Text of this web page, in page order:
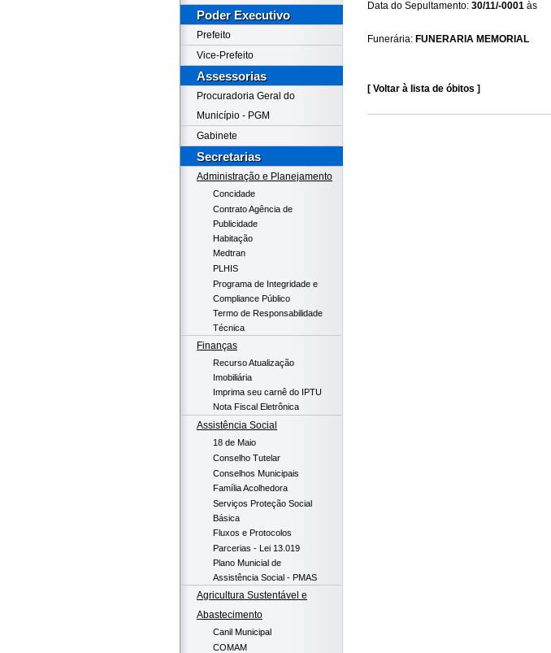
Poder Executivo
Prefeito
Vice-Prefeito
Assessorias
Procuradoria Geral do
Município - PGM
Gabinete
Secretarias
Administração e Planejamento
Concidade
Contrato Agência de
Publicidade
Habitação
Medtran
PLHIS
Programa de Integridade e
Compliance Público
Termo de Responsabilidade
Técnica
Finanças
Recurso Atualização
Imobiliária
Imprima seu carnê do IPTU
Nota Fiscal Eletrônica
Assistência Social
18 de Maio
Conselho Tutelar
Conselhos Municipais
Família Acolhedora
Serviços Proteção Social
Básica
Fluxos e Protocolos
Parcerias - Lei 13.019
Plano Municial de
Assistência Social - PMAS
Agricultura Sustentável e
Abastecimento
Canil Municipal
COMAM
Data do Sepultamento: 30/11/-0001 às
Funerária: FUNERARIA MEMORIAL
[ Voltar à lista de óbitos ]